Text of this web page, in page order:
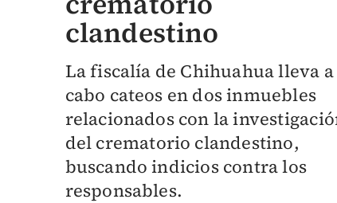
clandestino
La fiscalía de Chihuahua lleva a
cabo cateos en dos inmuebles
relacionados con la
del crematorio clandestino,
buscando indicios contra los
responsables.